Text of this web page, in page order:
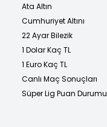
Ata Altın
Cumhuriyet Altını
22 Ayar Bilezik
1 Dolar Kaç TL
1 Euro Kaç TL
Canlı Maç Sonuçları
Süper Lig Puan Durumu